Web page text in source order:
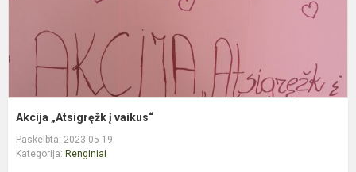
Akcija „Atsigręžk į vaikus“
Paskelbta: 2023-05-19
Kategorija: Renginiai